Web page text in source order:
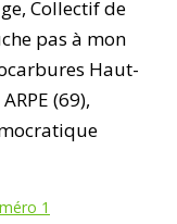
Collectif de
pas à mon
Haut-
(69),
1